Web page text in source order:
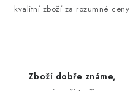
kvalitní zboží za rozumné ceny
Zboží dobře známe,